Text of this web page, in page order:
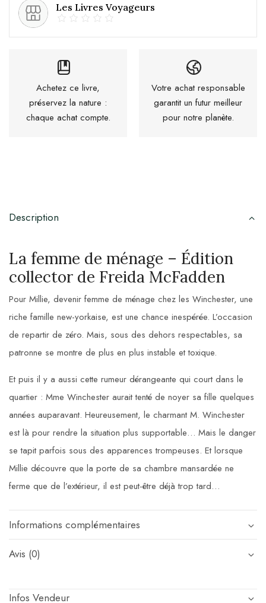
Les Livres Voyageurs
Achetez ce livre,
préservez la nature :
chaque achat compte.
Votre achat responsable
garantit un futur meilleur
pour notre planète.
Description
La femme de ménage – Édition
collector de Freida McFadden
Pour Millie, devenir femme de ménage chez les Winchester, une
riche famille new-yorkaise, est une chance inespérée. L’occasion
de repartir de zéro. Mais, sous des dehors respectables, sa
patronne se montre de plus en plus instable et toxique.
Et puis il y a aussi cette rumeur dérangeante qui court dans le
quartier : Mme Winchester aurait tenté de noyer sa fille quelques
années auparavant. Heureusement, le charmant M. Winchester
est là pour rendre la situation plus supportable… Mais le danger
se tapit parfois sous des apparences trompeuses. Et lorsque
Millie découvre que la porte de sa chambre mansardée ne
ferme que de l’extérieur, il est peut-être déjà trop tard…
Informations complémentaires
Avis (0)
Infos Vendeur